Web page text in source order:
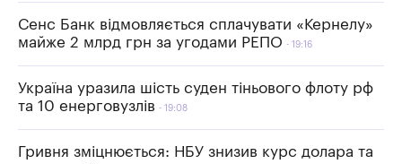
Сенс Банк відмовляється сплачувати «Кернелу»
майже 2 млрд грн за угодами РЕПО
19:16
Україна уразила шість суден тіньового флоту рф
та 10 енерговузлів
19:08
Гривня зміцнюється: НБУ знизив курс долара та